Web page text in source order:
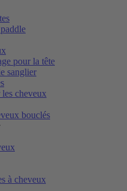
pour la tête
sanglier
les cheveux
bouclés
à cheveux